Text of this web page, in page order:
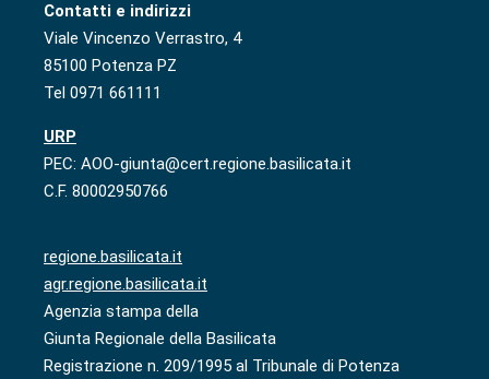
Contatti e indirizzi
Viale Vincenzo Verrastro, 4
85100 Potenza PZ
Tel 0971 661111
URP
PEC: AOO-giunta@cert.regione.basilicata.it
C.F. 80002950766
regione.basilicata.it
agr.regione.basilicata.it
Agenzia stampa della
Giunta Regionale della Basilicata
Registrazione n. 209/1995 al Tribunale di Potenza